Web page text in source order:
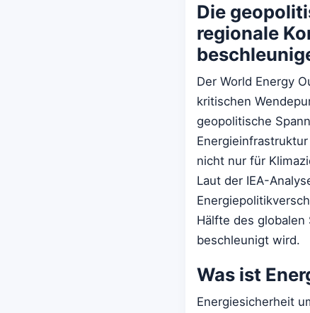
Die
regionale
Der World Energy
kritischen
geopolitische
nicht nur für
Laut der IEA-
Hälfte des
beschleunigt wird.
Was ist
Energiesicherheit